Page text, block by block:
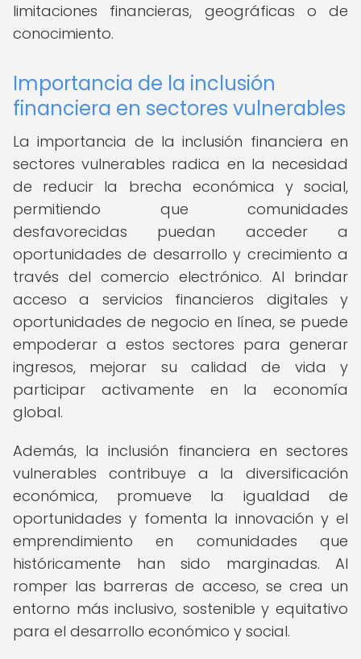
limitaciones financieras, geográficas o de
conocimiento.
Importancia de la inclusión
financiera en sectores vulnerables
La importancia de la inclusión financiera en
sectores vulnerables radica en la necesidad
de reducir la brecha económica y social,
permitiendo que comunidades
desfavorecidas puedan acceder a
oportunidades de desarrollo y crecimiento a
través del comercio electrónico. Al brindar
acceso a servicios financieros digitales y
oportunidades de negocio en línea, se puede
empoderar a estos sectores para generar
ingresos, mejorar su calidad de vida y
participar activamente en la economía
global.
Además, la inclusión financiera en sectores
vulnerables contribuye a la diversificación
económica, promueve la igualdad de
oportunidades y fomenta la innovación y el
emprendimiento en comunidades que
históricamente han sido marginadas. Al
romper las barreras de acceso, se crea un
entorno más inclusivo, sostenible y equitativo
para el desarrollo económico y social.